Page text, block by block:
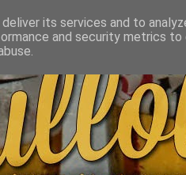
its services and to
and security metrics